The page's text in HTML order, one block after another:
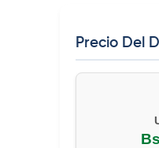
Precio Del